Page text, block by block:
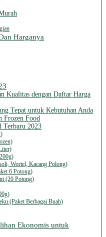
Harganya
Kualitas dengan Daftar Harga
Tepat untuk Kebutuhan Anda
Frozen Food
Terbaru 2023
Wortel, Kacang Polong)
6 Potong)
(20 Potong)
(Paket Berbagai Buah)
Ekonomis untuk